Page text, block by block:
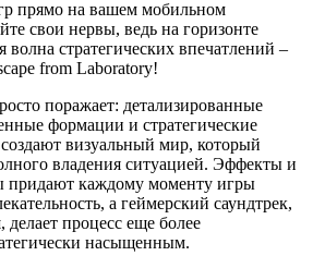
прямо на вашем мобильном
свои нервы, ведь на горизонте
стратегических впечатлений –
from Laboratory!
поражает: детализированные
формации и стратегические
визуальный мир, который
владения ситуацией. Эффекты и
придают каждому моменту игры
а геймерский саундтрек,
процесс еще более
насыщенным.